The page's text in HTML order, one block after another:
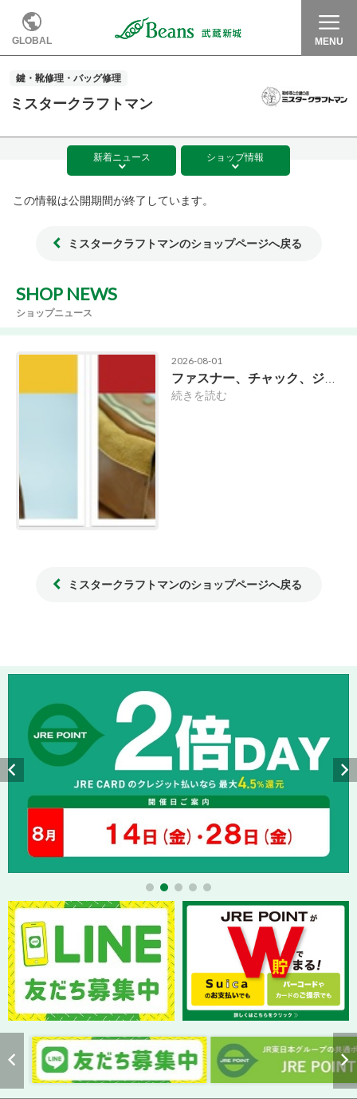
GLOBAL MENU
鍵・靴修理・バッグ修理
ミスタークラフトマン
新着ニュース ショップ情報
この情報は公開期間が終了しています。
ミスタークラフトマンのショップページへ戻る
SHOP NEWS
ショップニュース
2026-08-01
続きを読む
ミスタークラフトマンのショップページへ戻る